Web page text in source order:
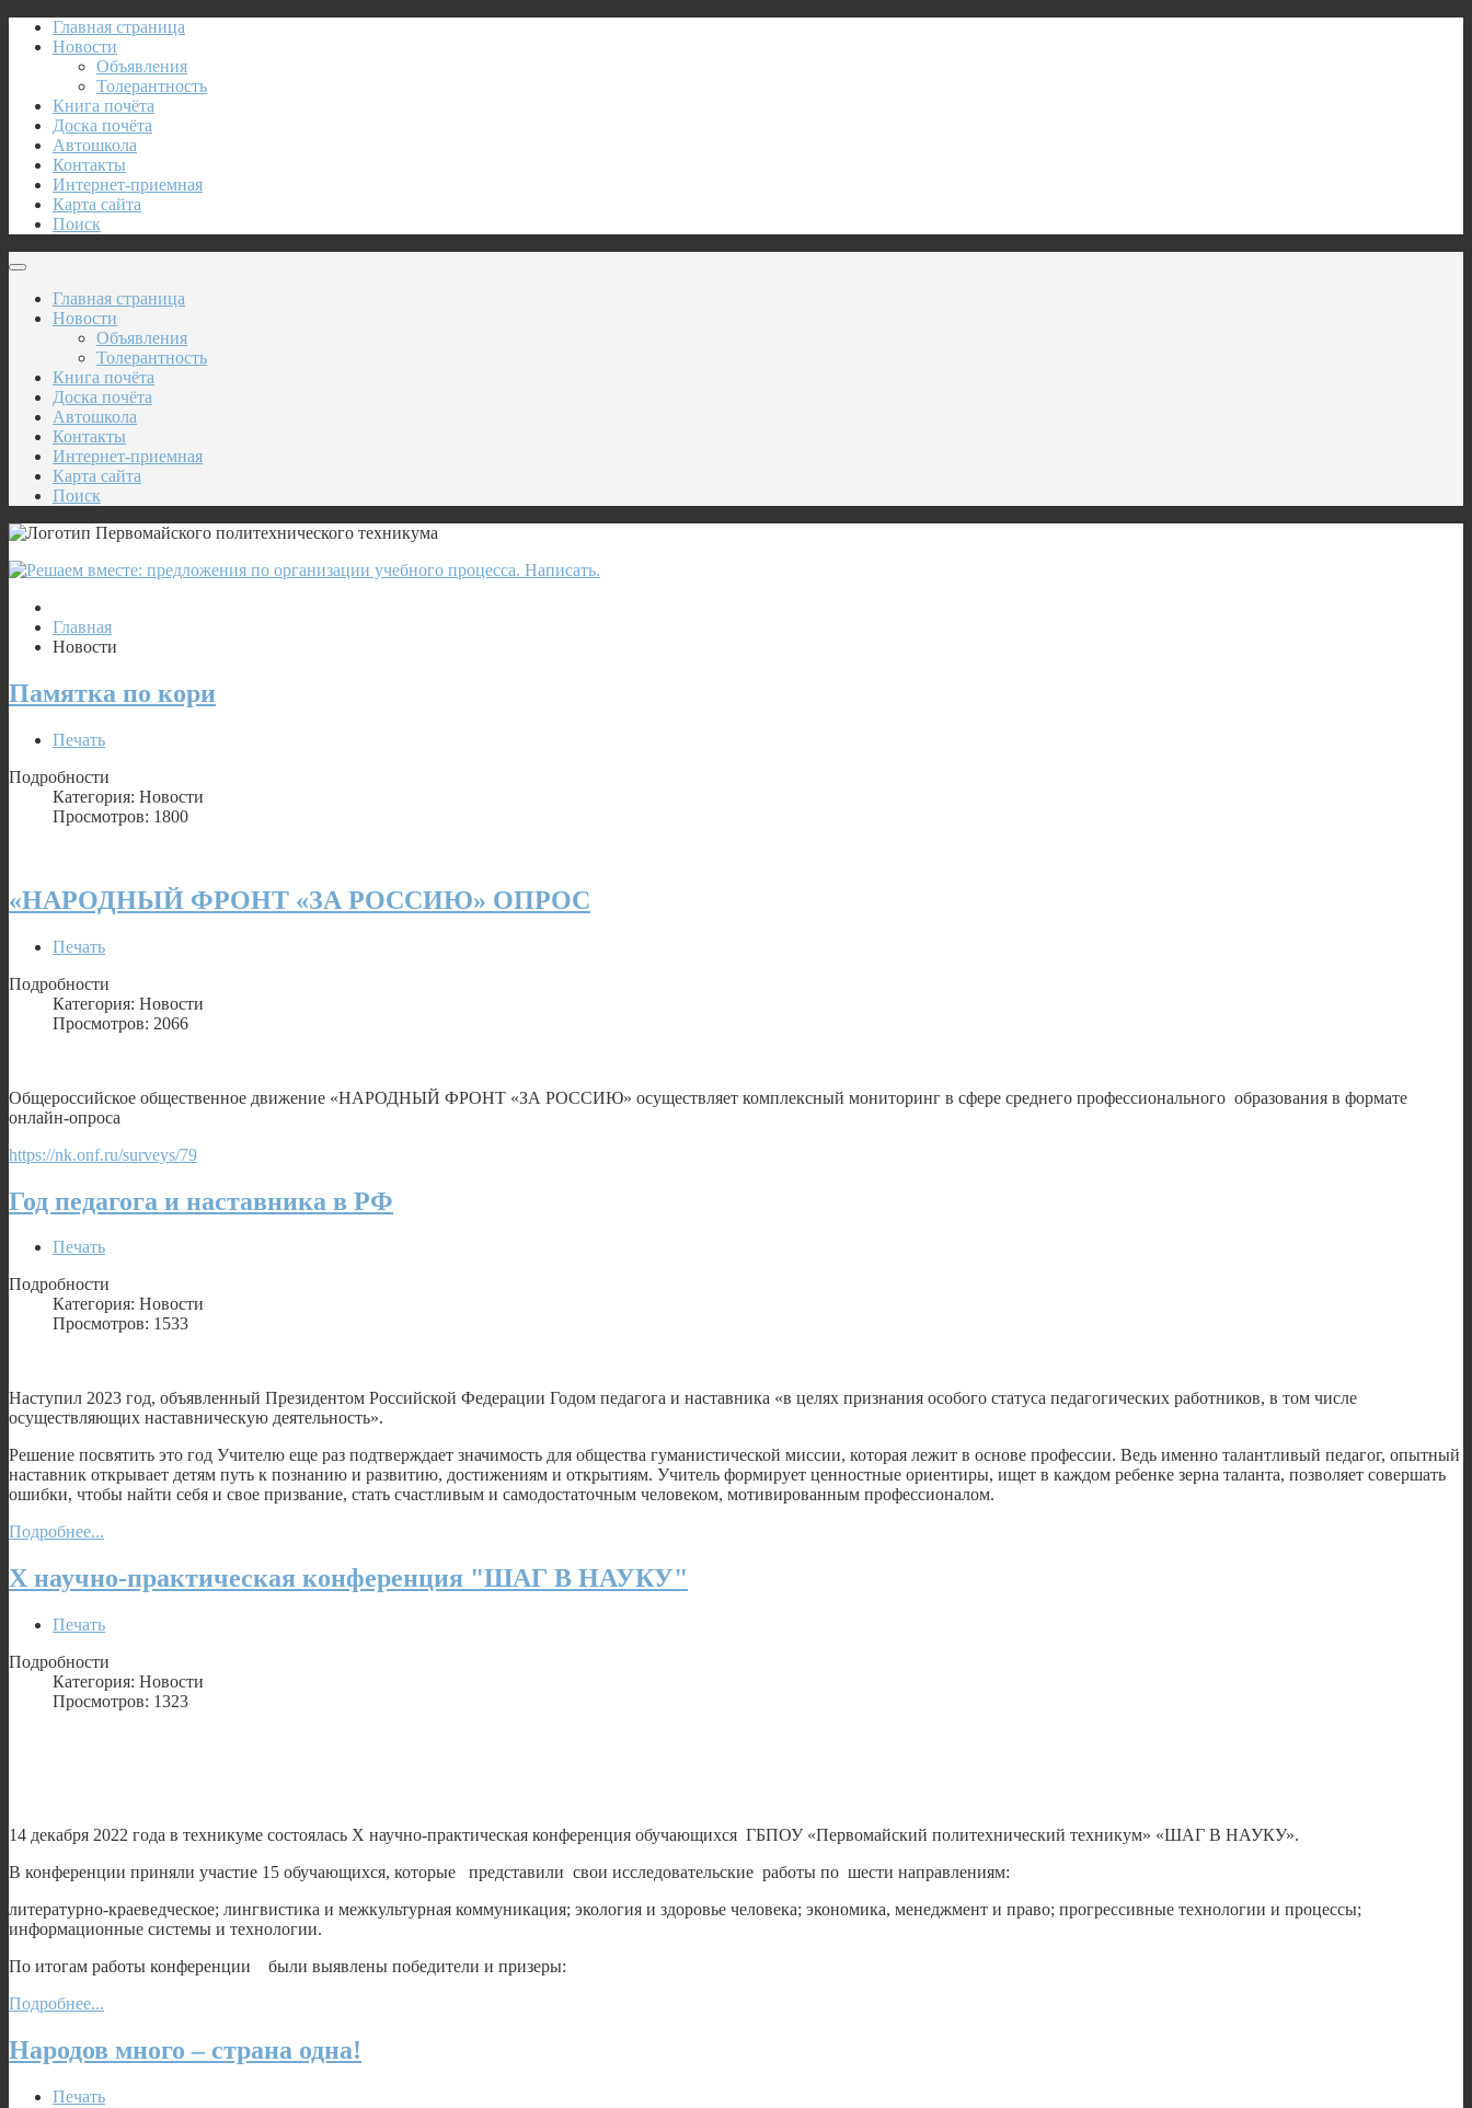
Главная страница
Новости
Объявления
Толерантность
Книга почёта
Доска почёта
Автошкола
Контакты
Интернет-приемная
Карта сайта
Поиск
Главная страница
Новости
Объявления
Толерантность
Книга почёта
Доска почёта
Автошкола
Контакты
Интернет-приемная
Карта сайта
Поиск
Главная
Новости
Памятка по кори
Печать
Подробности
Категория: Новости
Просмотров: 1800
«НАРОДНЫЙ ФРОНТ «ЗА РОССИЮ» ОПРОС
Печать
Подробности
Категория: Новости
Просмотров: 2066
Общероссийское общественное движение «НАРОДНЫЙ ФРОНТ «ЗА РОССИЮ» осуществляет комплексный мониторинг в сфере среднего профессионального образования в формате
онлайн-опроса
https://nk.onf.ru/surveys/79
Год педагога и наставника в РФ
Печать
Подробности
Категория: Новости
Просмотров: 1533
Наступил 2023 год, объявленный Президентом Российской Федерации Годом педагога и наставника «в целях признания особого статуса педагогических работников, в том числе
осуществляющих наставническую деятельность».
Решение посвятить это год Учителю еще раз подтверждает значимость для общества гуманистической миссии, которая лежит в основе профессии. Ведь именно талантливый педагог, опытный
наставник открывает детям путь к познанию и развитию, достижениям и открытиям. Учитель формирует ценностные ориентиры, ищет в каждом ребенке зерна таланта, позволяет совершать
ошибки, чтобы найти себя и свое призвание, стать счастливым и самодостаточным человеком, мотивированным профессионалом.
Подробнее...
X научно-практическая конференция "ШАГ В НАУКУ"
Печать
Подробности
Категория: Новости
Просмотров: 1323
14 декабря 2022 года в техникуме состоялась X научно-практическая конференция обучающихся ГБПОУ «Первомайский политехнический техникум» «ШАГ В НАУКУ».
В конференции приняли участие 15 обучающихся, которые представили свои исследовательские работы по шести направлениям:
литературно-краеведческое; лингвистика и межкультурная коммуникация; экология и здоровье человека; экономика, менеджмент и право; прогрессивные технологии и процессы;
информационные системы и технологии.
По итогам работы конференции были выявлены победители и призеры:
Подробнее...
Народов много – страна одна!
Печать